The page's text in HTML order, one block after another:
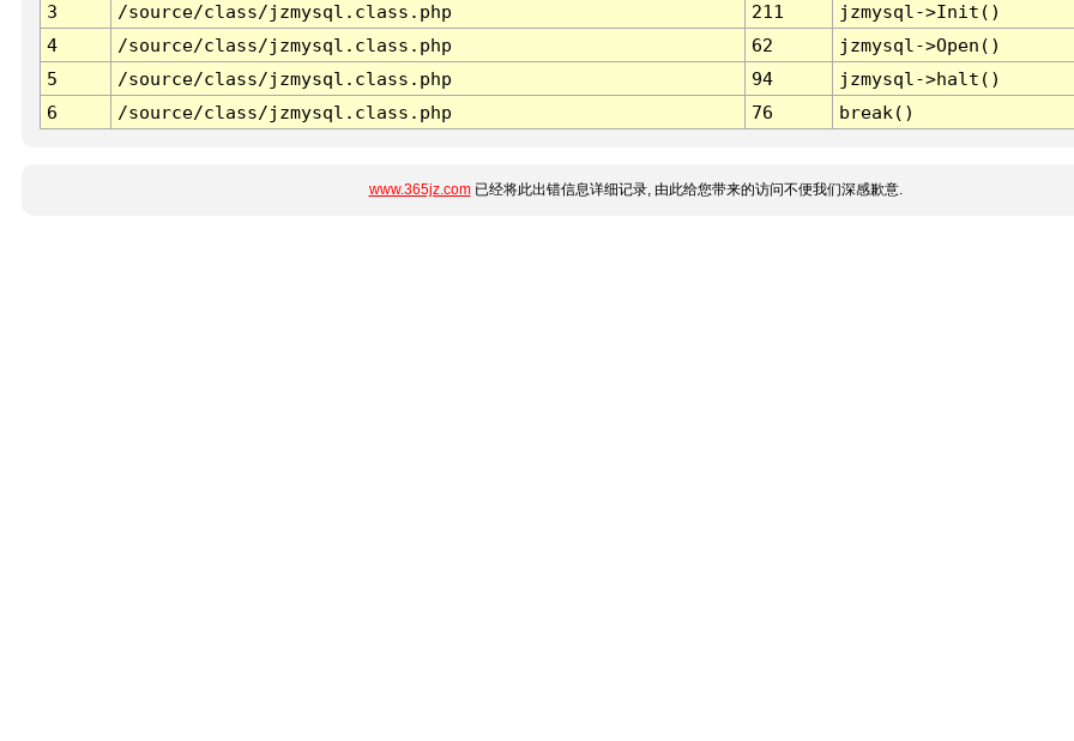
3
/source/class/jzmysql.class.php 211
jzmysql->Init()
4
/source/class/jzmysql.class.php 62
jzmysql->Open()
5
/source/class/jzmysql.class.php 94
jzmysql->halt()
6
/source/class/jzmysql.class.php 76 break()
www.365jz.com已经将此出错信息详细记录, 由此给您带来的访问不便我们深感歉意.